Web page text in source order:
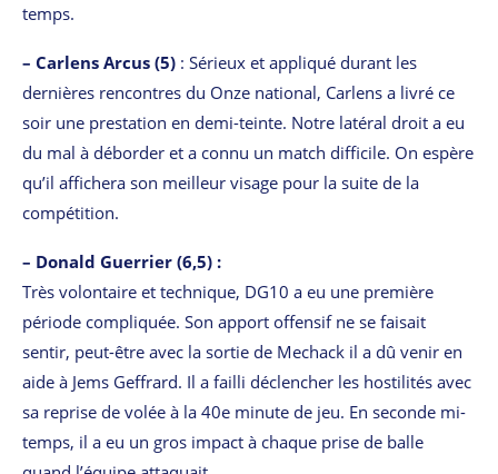
temps.
– Carlens Arcus (5) : Sérieux et appliqué durant les
dernières rencontres du Onze national, Carlens a livré ce
soir une prestation en demi-teinte. Notre latéral droit a eu
du mal à déborder et a connu un match difficile. On espère
qu’il affichera son meilleur visage pour la suite de la
compétition.
– Donald Guerrier (6,5) :
Très volontaire et technique, DG10 a eu une première
période compliquée. Son apport offensif ne se faisait
sentir, peut-être avec la sortie de Mechack il a dû venir en
aide à Jems Geffrard. Il a failli déclencher les hostilités avec
sa reprise de volée à la 40e minute de jeu. En seconde mi-
temps, il a eu un gros impact à chaque prise de balle